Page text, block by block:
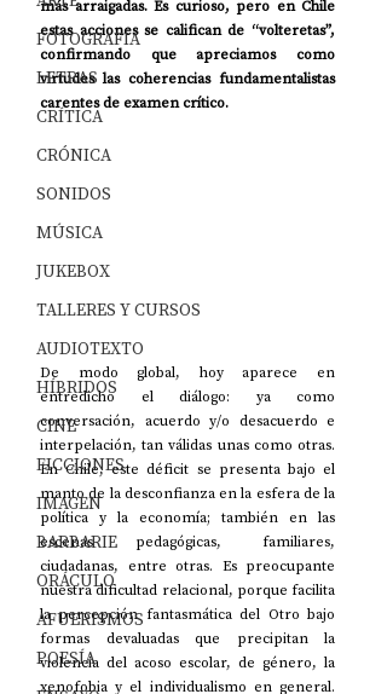
FOTOGRAFÍA
LETRAS
CRÍTICA
CRÓNICA
SONIDOS
MÚSICA
JUKEBOX
TALLERES Y CURSOS
AUDIOTEXTO
HÍBRIDOS
CINE
FICCIONES
IMAGEN
BARBARIE
ORÁCULO
AFUERISMOS
POESÍA
más arraigadas. Es curioso, pero en Chile
estas acciones se califican de “volteretas”,
confirmando que apreciamos como
virtudes las coherencias fundamentalistas
carentes de examen crítico.
De modo global, hoy aparece en
entredicho el diálogo: ya como
conversación, acuerdo y/o desacuerdo e
interpelación, tan válidas unas como otras.
En Chile, este déficit se presenta bajo el
manto de la desconfianza en la esfera de la
política y la economía; también en las
escenas pedagógicas, familiares,
ciudadanas, entre otras. Es preocupante
nuestra dificultad relacional, porque facilita
la percepción fantasmática del Otro bajo
formas devaluadas que precipitan la
violencia del acoso escolar, de género, la
xenofobia y el individualismo en general.